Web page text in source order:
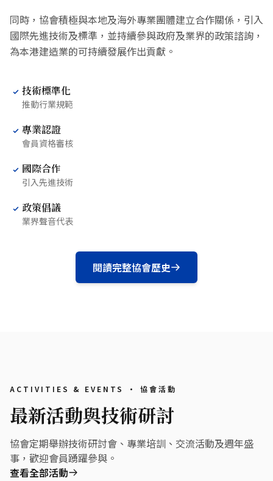
同時，協會積極與本地及海外專業團體建立合作關係，引入
國際先進技術及標準，並持續參與政府及業界的政策諮詢，
為本港建造業的可持續發展作出貢獻。
技術標準化
推動行業規範
專業認證
會員資格審核
國際合作
引入先進技術
政策倡議
業界聲音代表
閱讀完整協會歷史
ACTIVITIES & EVENTS · 協會活動
最新活動與技術研討
協會定期舉辦技術研討會、專業培訓、交流活動及週年盛
事，歡迎會員踴躍參與。
查看全部活動